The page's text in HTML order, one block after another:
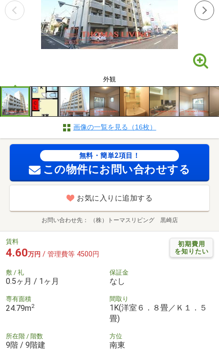
外観
画像の一覧を見る（16枚）
無料・簡単2項目！
この物件にお問い合わせする
お気に入りに追加する
お問い合わせ先 （株）トーマスリビング 黒崎店
初期費用
を知りたい
賃料
4.60万円 / 管理費等 4500円
敷 / 礼
0.5ヶ月 / 1ヶ月
保証金
なし
専有面積
24.79m2
間取り
1K(洋室６．８畳／Ｋ１．５
畳)
所在階 / 階数
9階 / 9階建
方位
南東